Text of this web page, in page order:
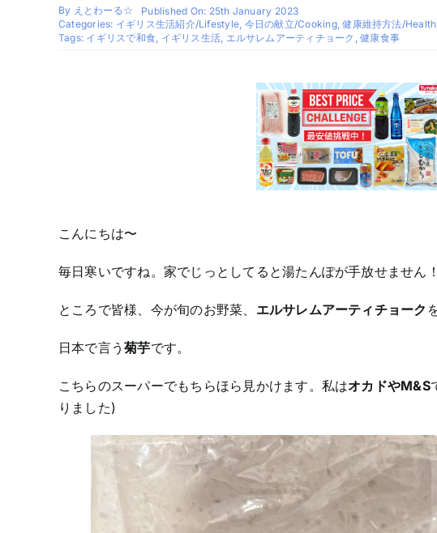
By えとわーる☆
Published On: 25th January 2023
Categories: イギリス生活紹介/Lifestyle 今日の献立/Cooking,健康維持方法/Health
Tags: イギリスで和食 イギリス生活 エルサレムアーティチョーク ,健康食事
こんにちは〜
毎日寒いですね。家でじっとしてると湯たんぽが手放せません！
ところで皆様、今が旬のお野菜、 エルサレムアーティチョーク
日本で言う菊芋です。
こちらのスーパーでもちらほら見かけます。私はオカドやM&S
りました)